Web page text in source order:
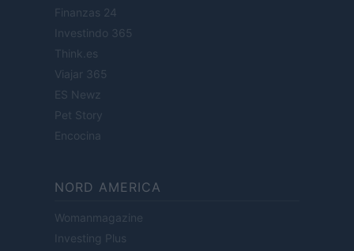
Finanzas 24
Investindo 365
Think.es
Viajar 365
ES Newz
Pet Story
Encocina
NORD AMERICA
Womanmagazine
Investing Plus